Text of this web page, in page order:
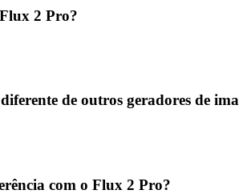
2 Pro?
de outros geradores de
com o Flux 2 Pro?